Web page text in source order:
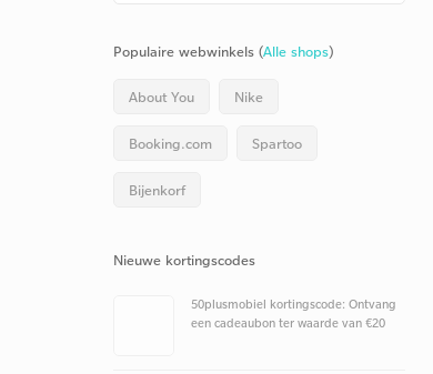
Populaire webwinkels (Alle shops)
About You Nike
Booking.com Spartoo
Bijenkorf
Nieuwe kortingscodes
50plusmobiel kortingscode: Ontvang
een cadeaubon ter waarde van €20